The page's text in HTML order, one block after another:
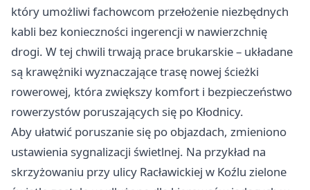
który umożliwi fachowcom przełożenie niezbędnych
kabli bez konieczności ingerencji w nawierzchnię
drogi. W tej chwili trwają prace brukarskie – układane
są krawężniki wyznaczające trasę nowej ścieżki
rowerowej, która zwiększy komfort i bezpieczeństwo
rowerzystów poruszających się po Kłodnicy.
Aby ułatwić poruszanie się po objazdach, zmieniono
ustawienia sygnalizacji świetlnej. Na przykład na
skrzyżowaniu przy ulicy Racławickiej w Koźlu zielone